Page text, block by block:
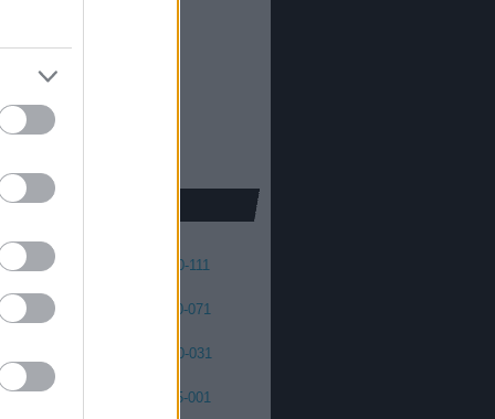
2011
Máté
140-131 120-111
100-091 080-071
040-031
005-001